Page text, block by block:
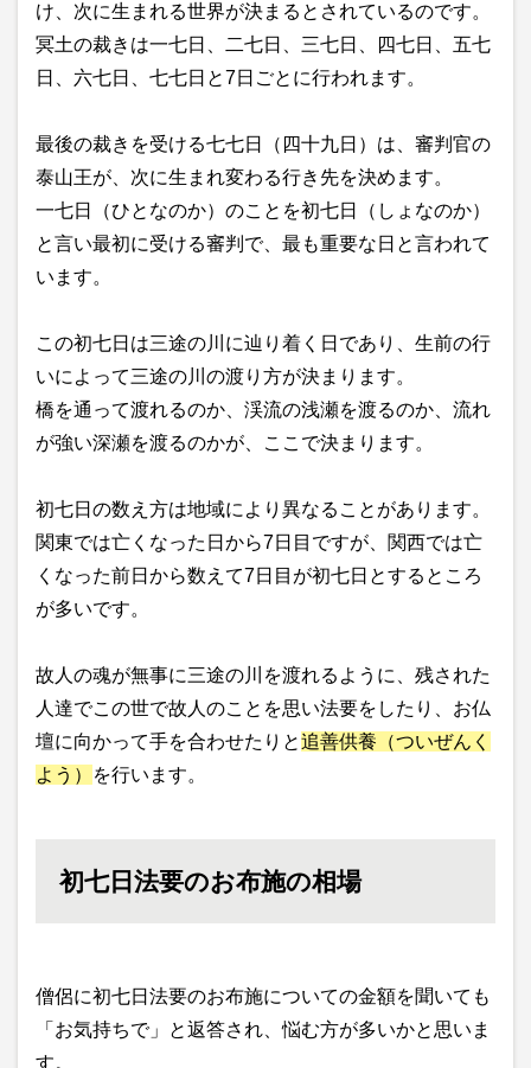
け、次に生まれる世界が決まるとされているのです。
冥土の裁きは一七日、二七日、三七日、四七日、五七
日、六七日、七七日と7日ごとに行われます。
最後の裁きを受ける七七日（四十九日）は、審判官の
泰山王が、次に生まれ変わる行き先を決めます。
一七日（ひとなのか）のことを初七日（しょなのか）
と言い最初に受ける審判で、最も重要な日と言われて
います。
この初七日は三途の川に辿り着く日であり、生前の行
いによって三途の川の渡り方が決まります。
橋を通って渡れるのか、渓流の浅瀬を渡るのか、流れ
が強い深瀬を渡るのかが、ここで決まります。
初七日の数え方は地域により異なることがあります。
関東では亡くなった日から7日目ですが、関西では亡
くなった前日から数えて7日目が初七日とするところ
が多いです。
故人の魂が無事に三途の川を渡れるように、残された
人達でこの世で故人のことを思い法要をしたり、お仏
壇に向かって手を合わせたりと追善供養（ついぜんく
よう）
を行います。
初七日法要のお布施の相場
僧侶に初七日法要のお布施についての金額を聞いても
「お気持ちで」と返答され、悩む方が多いかと思いま
す。